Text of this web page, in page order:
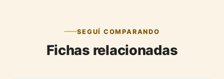
SEGUÍ COMPARANDO
Fichas relacionadas